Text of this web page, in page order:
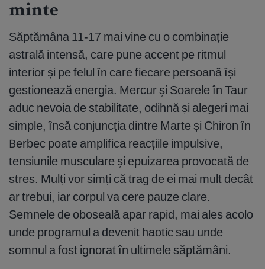
minte
Săptămâna 11-17 mai vine cu o combinație
astrală intensă, care pune accent pe ritmul
interior și pe felul în care fiecare persoană își
gestionează energia. Mercur și Soarele în Taur
aduc nevoia de stabilitate, odihnă și alegeri mai
simple, însă conjuncția dintre Marte și Chiron în
Berbec poate amplifica reacțiile impulsive,
tensiunile musculare și epuizarea provocată de
stres. Mulți vor simți că trag de ei mai mult decât
ar trebui, iar corpul va cere pauze clare.
Semnele de oboseală apar rapid, mai ales acolo
unde programul a devenit haotic sau unde
somnul a fost ignorat în ultimele săptămâni.